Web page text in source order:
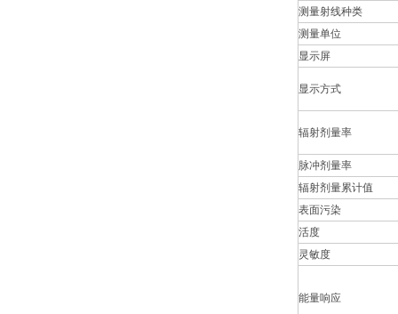
测量射线种类
测量单位
显示屏
显示方式
辐射剂量率
脉冲剂量率
辐射剂量累计值
表面污染
活度
灵敏度
能量响应